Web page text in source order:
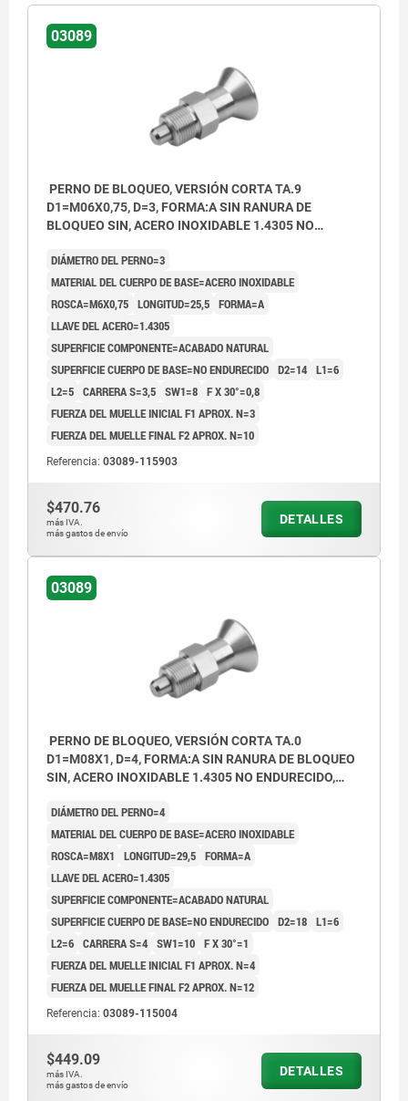
Forma A: sin ranura de bloqueo, sin
contratuerca
Forma B: sin ranura de bloqueo, con
Forma C: con ranura de bloqueo, sin
Forma D: con ranura de bloqueo, con
contratuerca
03089
PERNO DE BLOQUEO, VERSIÓN CORTA TA.9
D1=M06X0,75, D=3, FORMA:A SIN RANURA DE
BLOQUEO SIN, ACERO INOXIDABLE 1.4305 NO
ACABADO NATURAL
DIÁMETRO DEL PERNO=3
MATERIAL DEL CUERPO DE BASE=ACERO INOXIDABLE
ROSCA=M6X0,75 LONGITUD=25,5 FORMA=A
LLAVE DEL ACERO=1.4305
SUPERFICIE COMPONENTE=ACABADO NATURAL
SUPERFICIE CUERPO DE BASE=NO ENDURECIDO D2=14 L1=6
L2=5 CARRERA S=3,5 SW1=8 F X 30°=0,8
FUERZA DEL MUELLE INICIAL F1 APROX. N=3
FUERZA DEL MUELLE FINAL F2 APROX. N=10
Referencia: 03089-115903
$470.76
más IVA.
más gastos de envío
DETALLES
03089
PERNO DE BLOQUEO, VERSIÓN CORTA TA.0
D1=M08X1, D=4, FORMA:A SIN RANURA DE BLOQUEO
SIN, ACERO INOXIDABLE 1.4305 NO ENDURECIDO,
NATURAL
DIÁMETRO DEL PERNO=4
MATERIAL DEL CUERPO DE BASE=ACERO INOXIDABLE
ROSCA=M8X1
LONGITUD=29,5 FORMA=A
LLAVE DEL ACERO=1.4305
SUPERFICIE COMPONENTE=ACABADO NATURAL
SUPERFICIE CUERPO DE BASE=NO ENDURECIDO D2=18 L1=6
L2=6 CARRERA S=4 SW1=10 F X 30°=1
FUERZA DEL MUELLE INICIAL F1 APROX. N=4
FUERZA DEL MUELLE FINAL F2 APROX. N=12
Referencia: 03089-115004
$449.09
más IVA.
más gastos de envío
DETALLES